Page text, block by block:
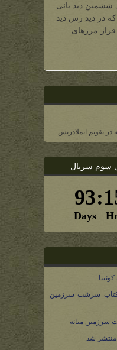
ششمین دید بانی
که در دید رس دید
مرزهای ...
در تقویم ایملادریس.
سوم سریال
کتاب سرشت سرزمین
میانه
شد